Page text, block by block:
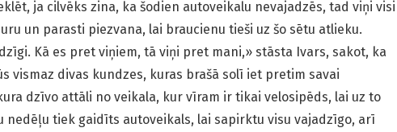
ja cilvēks zina, ka šodien autoveikalu nevajadzēs, tad viņi visi
un parasti piezvana, lai braucienu tieši uz šo sētu atlieku.
Kā es pret viņiem, tā viņi pret mani,» stāsta Ivars, sakot, ka
vismaz divas kundzes, kuras brašā solī iet pretim savai
dzīvo attāli no veikala, kur vīram ir tikai velosipēds, lai uz to
nedēļu tiek gaidīts autoveikals, lai sapirktu visu vajadzīgo, arī